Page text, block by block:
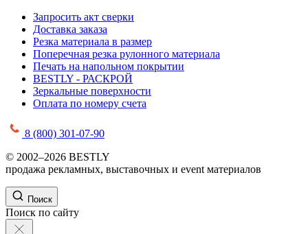
Запросить акт сверки
Доставка заказа
Резка материала в размер
Поперечная резка рулонного материала
Печать на напольном покрытии
BESTLY - РАСКРОЙ
Зеркальные поверхности
Оплата по номеру счета
8 (800) 301-07-90
© 2002–2026 BESTLY
продажа рекламных, выставочных и event материалов
Поиск
Поиск по сайту